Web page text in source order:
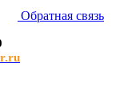
Обратная связь